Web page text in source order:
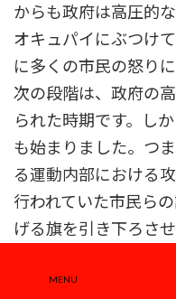
からも政府は高圧的
オキュパイにぶつけ
に多くの市民の怒り
次の段階は、政府の
られた時期です。し
も始まりました。つ
る運動内部における
行われていた市民ら
げる旗を引き下ろさ
どが困難になりまし
MENU